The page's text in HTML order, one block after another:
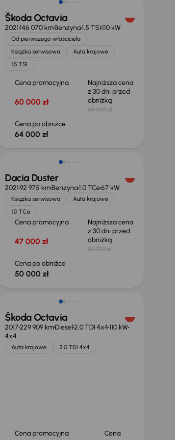
Škoda Octavia
2021146 070 kmBenzyna1.5 TSI110 kW
Od pierwszego właściciela
Książka serwisowa
Auta krajowe
1.5 TSI
Cena promocyjna
60 000 zł
Najniższa cena
z 30 dni przed
obniżką
65 000 zł
Cena po obniżce
64 000 zł
Taniej o 700 zł
Dacia Duster
202192 975 kmBenzyna1.0 TCe67 kW
Książka serwisowa
Auta krajowe
1.0 TCe
Cena promocyjna
47 000 zł
Najniższa cena
z 30 dni przed
obniżką
50 700 zł
Cena po obniżce
50 000 zł
Škoda Octavia
2017229 909 kmDiesel2.0 TDI 4x4110 kW
4x4
Auta krajowe 2.0 TDI 4x4
Cena promocyjna Cena